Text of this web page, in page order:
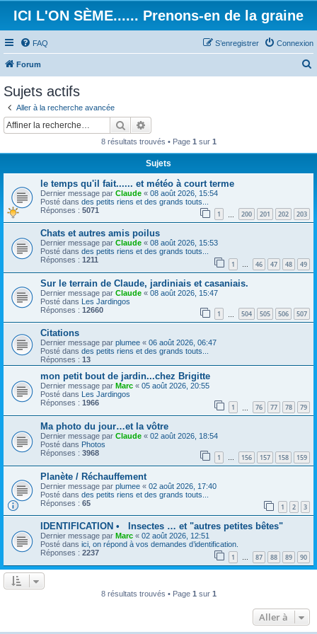
ICI L'ON SÈME...... Prenons-en de la graine
FAQ Connexion
S’enregistrer
Forum
Sujets actifs
Aller à la recherche avancée
Rechercher
8 résultats trouvés • Page 1 sur 1
Sujets
le temps qu'il fait...... et météo à court terme
Dernier message par Claude « 08 août 2026, 15:54
Posté dans des petits riens et des grands touts...
Réponses : 5071 1 200 201 202 203
Chats et autres amis poilus
Dernier message par Claude « 08 août 2026, 15:53
Posté dans des petits riens et des grands touts...
Réponses : 1211 1 … 46 47 48 49
Sur le terrain de Claude, jardiniais et casaniais.
Dernier message par Claude « 08 août 2026, 15:47
Posté dans Les Jardingos
Réponses : 12660 1 504 505 506 507
Citations
Dernier message par plumee « 06 août 2026, 06:47
Posté dans des petits riens et des grands touts...
Réponses : 13
mon petit bout de jardin...chez Brigitte
Dernier message par Marc « 05 août 2026, 20:55
Posté dans Les Jardingos
Réponses : 1966 1 76 77 78 79
Ma photo du jour…et la vôtre
Dernier message par Claude « 02 août 2026, 18:54
Posté dans Photos
Réponses : 3968 1 … 156 157 158 159
Planète / Réchauffement
Dernier message par plumee « 02 août 2026, 17:40
Posté dans des petits riens et des grands touts...
Réponses : 65 1 2 3
IDENTIFICATION • Insectes … et "autres petites bêtes"
Dernier message par Marc « 02 août 2026, 12:51
Posté dans ici, on répond à vos demandes d’identification.
Réponses : 2237 1 … 87 88 89 90
8 résultats trouvés • Page 1 sur 1
Aller à